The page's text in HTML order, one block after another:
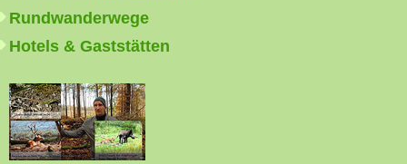
Rundwanderwege
Hotels & Gaststätten